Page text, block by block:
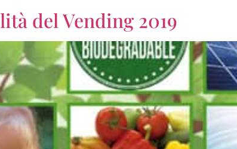
del Vending 2019